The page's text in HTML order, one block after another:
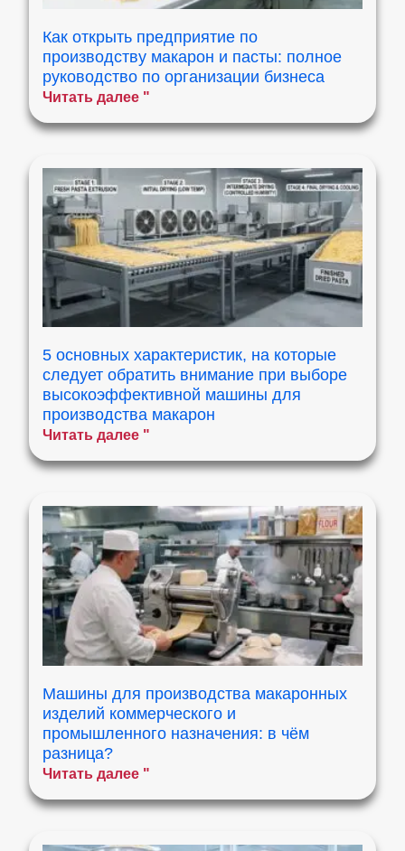
Как открыть предприятие по
производству макарон и пасты: полное
руководство по организации бизнеса
Читать далее "
5 основных характеристик, на которые
следует обратить внимание при выборе
высокоэффективной машины для
производства макарон
Читать далее "
Машины для производства макаронных
изделий коммерческого и
промышленного назначения: в чём
разница?
Читать далее "